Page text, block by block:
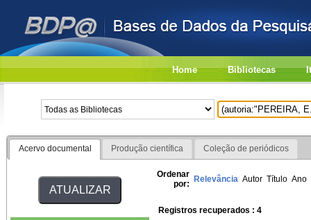
Home Bibliotecas
Acervo documental Produção científica Coleção de periódicos
Ordenar
por: Relevância Autor Título Ano
Registros recuperados : 4